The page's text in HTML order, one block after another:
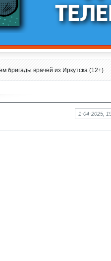
бригады врачей из Иркутска (12+)
1-04-2025,